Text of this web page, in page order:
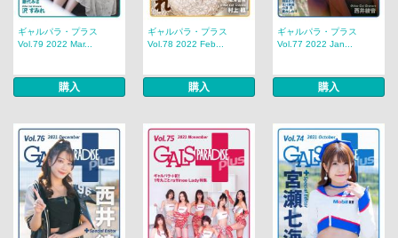
ギャルパラ・プラス
Vol.79 2022 Mar...
購入
ギャルパラ・プラス
Vol.78 2022 Feb...
購入
ギャルパラ・プラス
Vol.77 2022 Jan...
購入